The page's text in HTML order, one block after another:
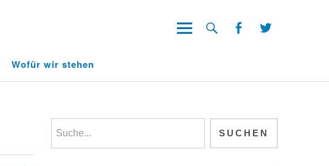
Wofür wir stehen